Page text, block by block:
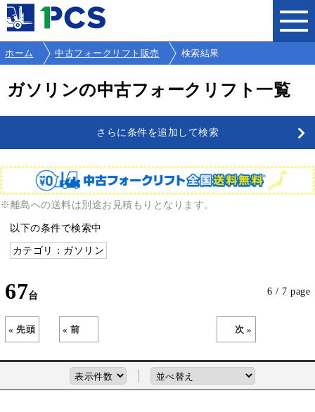
ホーム 中古フォークリフト販売 検索結果
ガソリンの中古フォークリフト一覧
さらに条件を追加して検索
※離島への送料は別途お見積もりとなります。
以下の条件で検索中
カテゴリ：ガソリン
67 6 / 7 page
« 先頭 « 前 次 »